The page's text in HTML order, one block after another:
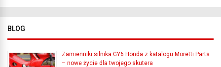
BLOG
Zamienniki silnika GY6 Honda z katalogu Moretti Parts
– nowe życie dla twojego skutera